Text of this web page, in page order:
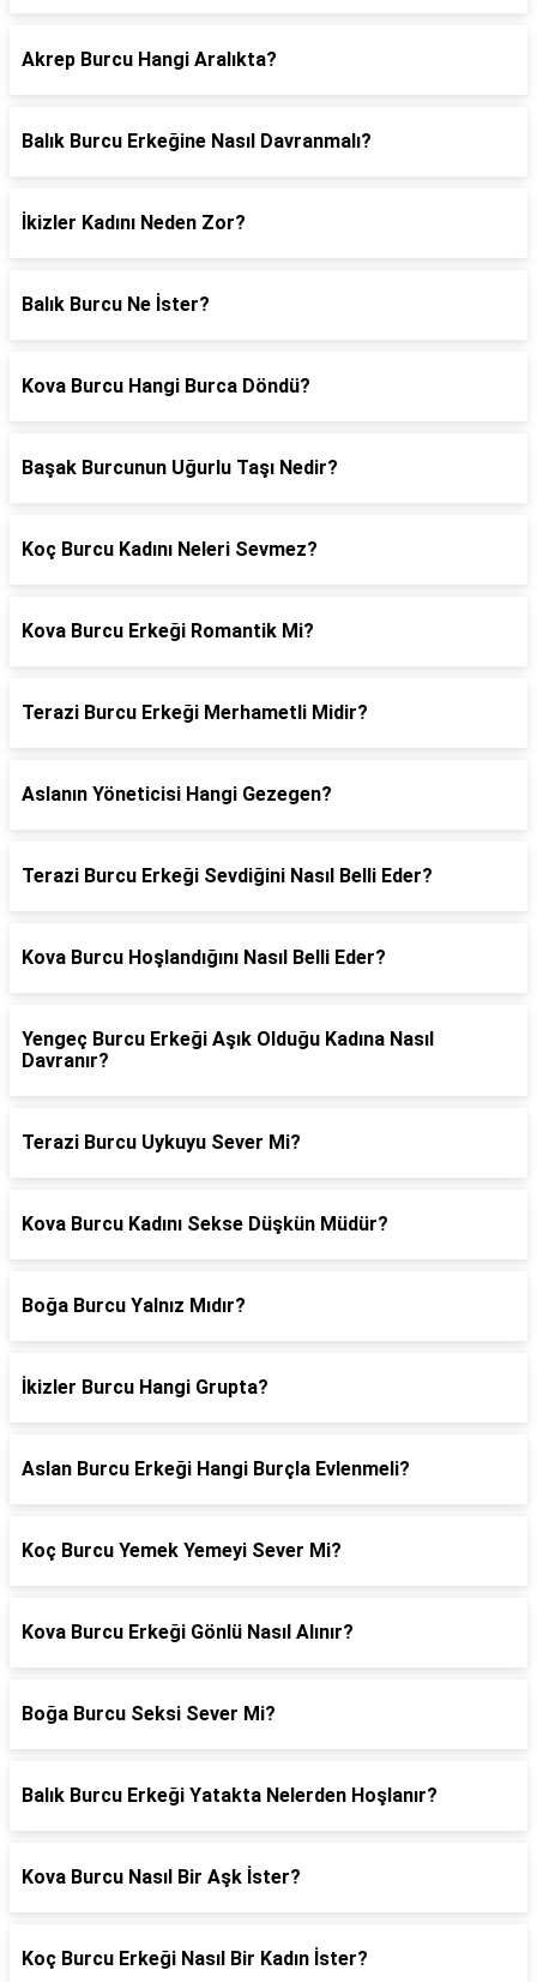
Akrep Burcu Hangi Aralıkta?
Balık Burcu Erkeğine Nasıl Davranmalı?
İkizler Kadını Neden Zor?
Balık Burcu Ne İster?
Kova Burcu Hangi Burca Döndü?
Başak Burcunun Uğurlu Taşı Nedir?
Koç Burcu Kadını Neleri Sevmez?
Kova Burcu Erkeği Romantik Mi?
Terazi Burcu Erkeği Merhametli Midir?
Aslanın Yöneticisi Hangi Gezegen?
Terazi Burcu Erkeği Sevdiğini Nasıl Belli Eder?
Kova Burcu Hoşlandığını Nasıl Belli Eder?
Yengeç Burcu Erkeği Aşık Olduğu Kadına Nasıl
Davranır?
Terazi Burcu Uykuyu Sever Mi?
Kova Burcu Kadını Sekse Düşkün Müdür?
Boğa Burcu Yalnız Mıdır?
İkizler Burcu Hangi Grupta?
Aslan Burcu Erkeği Hangi Burçla Evlenmeli?
Koç Burcu Yemek Yemeyi Sever Mi?
Kova Burcu Erkeği Gönlü Nasıl Alınır?
Boğa Burcu Seksi Sever Mi?
Balık Burcu Erkeği Yatakta Nelerden Hoşlanır?
Kova Burcu Nasıl Bir Aşk İster?
Koç Burcu Erkeği Nasıl Bir Kadın İster?